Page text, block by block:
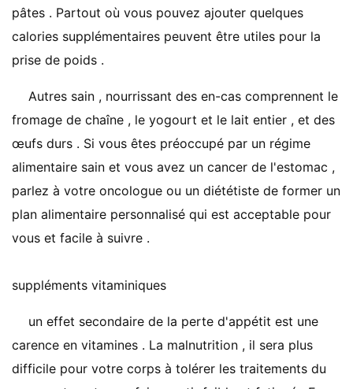
pâtes . Partout où vous pouvez ajouter quelques
calories supplémentaires peuvent être utiles pour la
prise de poids .
Autres sain , nourrissant des en-cas comprennent le
fromage de chaîne , le yogourt et le lait entier , et des
œufs durs . Si vous êtes préoccupé par un régime
alimentaire sain et vous avez un cancer de l'estomac ,
parlez à votre oncologue ou un diététiste de former un
plan alimentaire personnalisé qui est acceptable pour
vous et facile à suivre .
suppléments vitaminiques
un effet secondaire de la perte d'appétit est une
carence en vitamines . La malnutrition , il sera plus
difficile pour votre corps à tolérer les traitements du